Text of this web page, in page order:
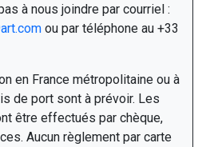
à nous joindre par courriel :
ou par téléphone au +33
en France métropolitaine ou à
de port sont à prévoir. Les
être effectués par chèque,
Aucun règlement par carte